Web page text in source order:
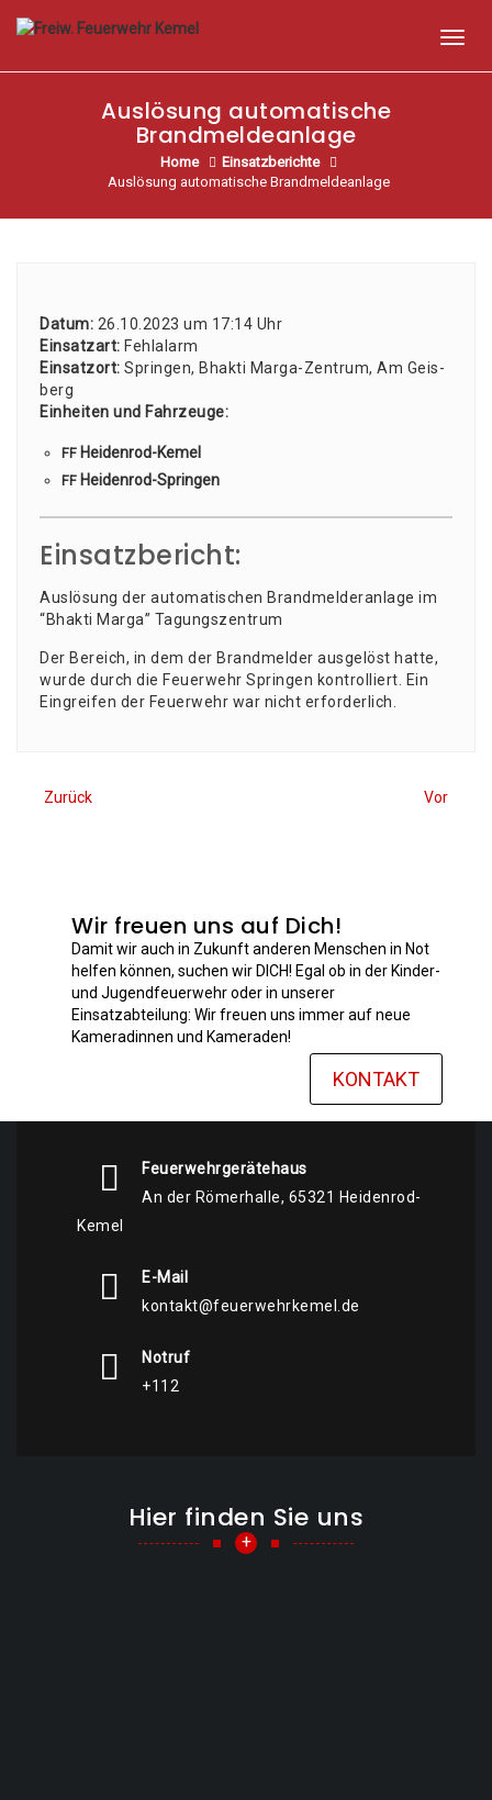
Auslösung automatische
Brandmeldeanlage
Home
Einsatzberichte
Auslösung automatische Brandmeldeanlage
Datum: 26.10.2023 um 17:14 Uhr
Ein­satz­art: Fehl­alarm
Ein­satz­ort: Sprin­gen, Bhak­ti Mar­ga-Zen­trum, Am Geis­
berg
Ein­hei­ten und Fahr­zeu­ge:
FF Hei­den­rod-Kemel
FF Hei­den­rod-Sprin­gen
Einsatzbericht:
Aus­lö­sung der auto­ma­ti­schen Brand­mel­der­an­la­ge im
“Bhak­ti Mar­ga” Tagungszentrum
Der Bereich, in dem der Brand­mel­der aus­ge­löst hat­te,
wur­de durch die Feu­er­wehr Sprin­gen kon­trol­liert. Ein
Ein­grei­fen der Feu­er­wehr war nicht erforderlich.
Zurück Vor
Wir freuen uns auf Dich!
Damit wir auch in Zukunft anderen Menschen in Not
helfen können, suchen wir DICH! Egal ob in der Kinder-
und Jugendfeuerwehr oder in unserer
Einsatzabteilung: Wir freuen uns immer auf neue
Kameradinnen und Kameraden!
KONTAKT
Feuerwehrgerätehaus
An der Römerhalle, 65321 Heidenrod-
Kemel
E-Mail
kontakt@feuerwehrkemel.de
Notruf
+112
Hier finden Sie uns
+